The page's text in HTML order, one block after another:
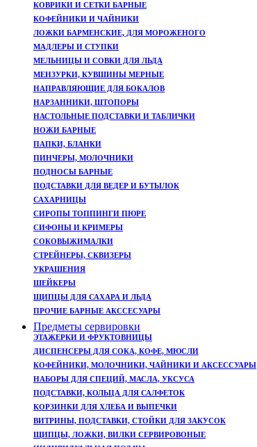
КОВРИКИ И СЕТКИ БАРНЫЕ
КОФЕЙНИКИ И ЧАЙНИКИ
ЛОЖКИ БАРМЕНСКИЕ, ДЛЯ МОРОЖЕНОГО
МАДЛЕРЫ И СТУПКИ
МЕЛЬНИЦЫ И СОВКИ ДЛЯ ЛЬДА
МЕНЗУРКИ, КУВШИНЫ МЕРНЫЕ
НАПРАВЛЯЮЩИЕ ДЛЯ БОКАЛОВ
НАРЗАННИКИ, ШТОПОРЫ
НАСТОЛЬНЫЕ ПОДСТАВКИ И ТАБЛИЧКИ
НОЖИ БАРНЫЕ
ПАПКИ, БЛАНКИ
ПИНЧЕРЫ, МОЛОЧНИКИ
ПОДНОСЫ БАРНЫЕ
ПОДСТАВКИ ДЛЯ ВЕДЕР И БУТЫЛОК
САХАРНИЦЫ
СИРОПЫ ТОППИНГИ ПЮРЕ
СИФОНЫ И КРИМЕРЫ
СОКОВЫЖИМАЛКИ
СТРЕЙНЕРЫ, CКВИЗЕРЫ
УКРАШЕНИЯ
ШЕЙКЕРЫ
ЩИПЦЫ ДЛЯ САХАРА И ЛЬДА
ПРОЧИЕ БАРНЫЕ АКССЕСУАРЫ
Предметы сервировки
ЭТАЖЕРКИ И ФРУКТОВНИЦЫ
ДИСПЕНСЕРЫ ДЛЯ СОКА, КОФЕ, МЮСЛИ
КОФЕЙНИКИ, МОЛОЧНИКИ, ЧАЙНИКИ И АКСЕССУАРЫ
НАБОРЫ ДЛЯ СПЕЦИЙ, МАСЛА, УКСУСА
ПОДСТАВКИ, КОЛЬЦА ДЛЯ САЛФЕТОК
КОРЗИНКИ ДЛЯ ХЛЕБА И ВЫПЕЧКИ
ВИТРИНЫ, ПОДСТАВКИ, СТОЙКИ ДЛЯ ЗАКУСОК
ЩИПЦЫ, ЛОЖКИ, ВИЛКИ СЕРВИРОВОНЫЕ